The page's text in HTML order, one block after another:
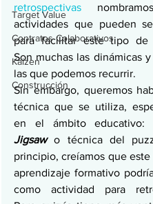
Target Value
Contratos Colaborativos
Kaizen
Construcción
retrospectivas
actividades que pueden
para facilitar este tipo de
Son muchas las dinámicas
las que podemos recurrir.
Sin embargo, queremos
técnica que se utiliza,
en el ámbito educativo:
Jigsaw o técnica del
principio, creíamos que
aprendizaje formativo
como actividad para